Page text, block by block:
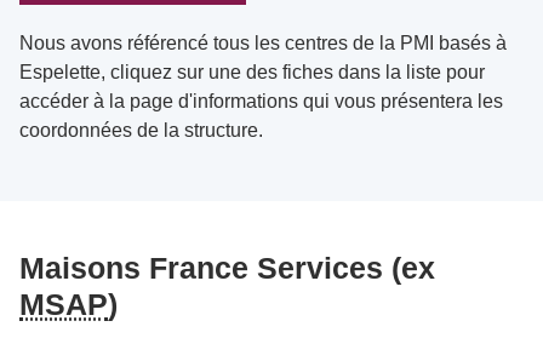
Nous avons référencé tous les centres de la PMI basés à
Espelette, cliquez sur une des fiches dans la liste pour
accéder à la page d'informations qui vous présentera les
coordonnées de la structure.
Maisons France Services (ex
MSAP)